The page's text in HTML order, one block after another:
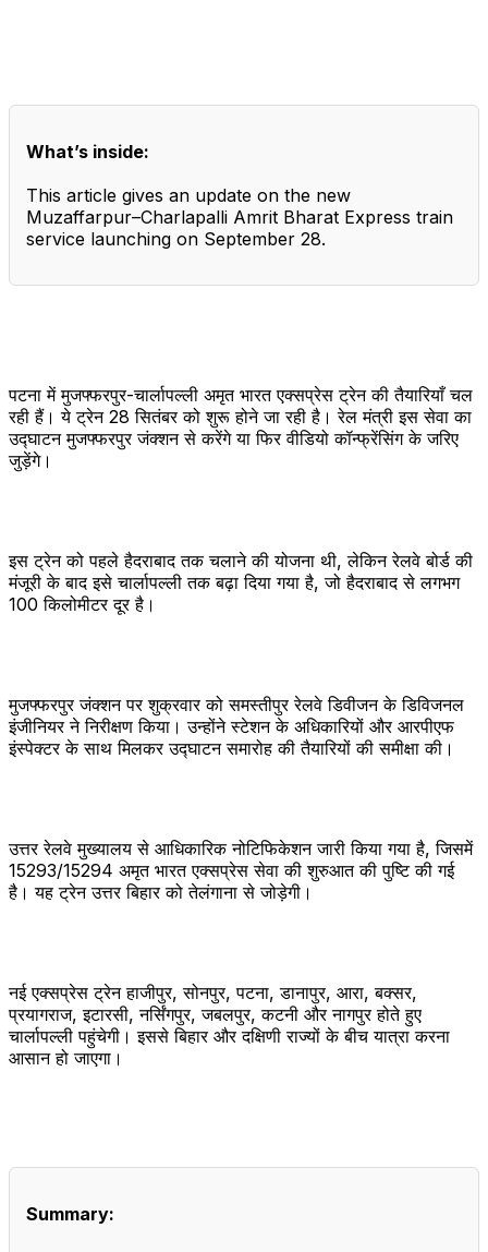
What’s inside:
This article gives an update on the new
Muzaffarpur–Charlapalli Amrit Bharat Express train
service launching on September 28.
पटना में मुजफ्फरपुर-चार्लापल्ली अमृत भारत एक्सप्रेस ट्रेन की तैयारियाँ चल
रही हैं। ये ट्रेन 28 सितंबर को शुरू होने जा रही है। रेल मंत्री इस सेवा का
उद्घाटन मुजफ्फरपुर जंक्शन से करेंगे या फिर वीडियो कॉन्फ्रेंसिंग के जरिए
जुड़ेंगे।
इस ट्रेन को पहले हैदराबाद तक चलाने की योजना थी, लेकिन रेलवे बोर्ड की
मंजूरी के बाद इसे चार्लापल्ली तक बढ़ा दिया गया है, जो हैदराबाद से लगभग
100 किलोमीटर दूर है।
मुजफ्फरपुर जंक्शन पर शुक्रवार को समस्तीपुर रेलवे डिवीजन के डिविजनल
इंजीनियर ने निरीक्षण किया। उन्होंने स्टेशन के अधिकारियों और आरपीएफ
इंस्पेक्टर के साथ मिलकर उद्घाटन समारोह की तैयारियों की समीक्षा की।
उत्तर रेलवे मुख्यालय से आधिकारिक नोटिफिकेशन जारी किया गया है, जिसमें
15293/15294 अमृत भारत एक्सप्रेस सेवा की शुरुआत की पुष्टि की गई
है। यह ट्रेन उत्तर बिहार को तेलंगाना से जोड़ेगी।
नई एक्सप्रेस ट्रेन हाजीपुर, सोनपुर, पटना, डानापुर, आरा, बक्सर,
प्रयागराज, इटारसी, नर्सिंगपुर, जबलपुर, कटनी और नागपुर होते हुए
चार्लापल्ली पहुंचेगी। इससे बिहार और दक्षिणी राज्यों के बीच यात्रा करना
आसान हो जाएगा।
Summary: